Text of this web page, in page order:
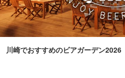
川崎でおすすめのビアガーデン2026